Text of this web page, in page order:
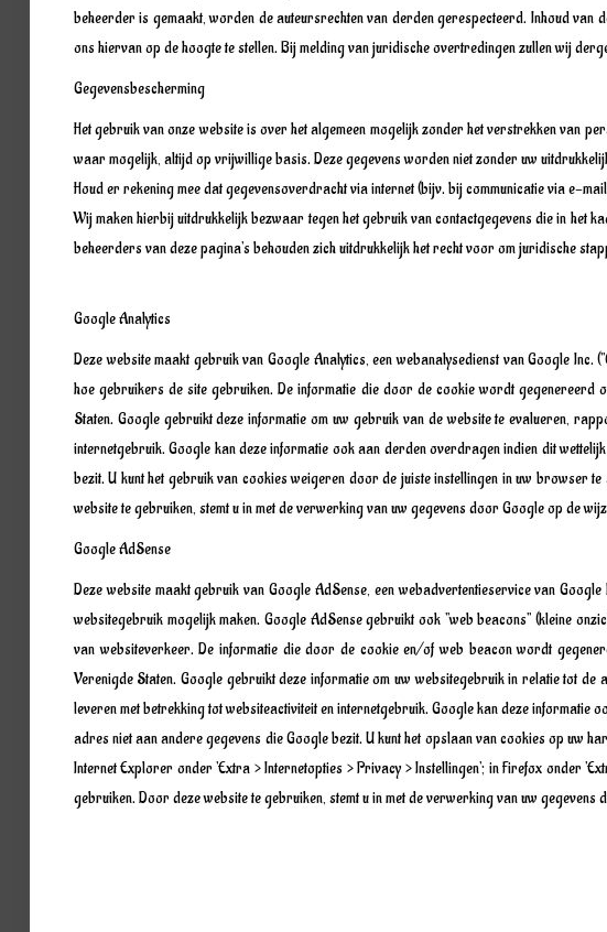
beheerder is gemaakt, worden de auteursrechten van derden gerespecteerd. Inhoud
ons hiervan op de hoogte te stellen. Bij melding van juridische overtredingen zullen wij
Gegevensbescherming
Het gebruik van onze website is over het algemeen mogelijk zonder het verstrekken van
waar mogelijk, altijd op vrijwillige basis. Deze gegevens worden niet zonder uw
Houd er rekening mee dat gegevensoverdracht via internet (bijv. bij communicatie via e-
Wij maken hierbij uitdrukkelijk bezwaar tegen het gebruik van contactgegevens die in
beheerders van deze pagina's behouden zich uitdrukkelijk het recht voor om juridische
Google Analytics
Deze website maakt gebruik van Google Analytics, een webanalysedienst van Google
hoe gebruikers de site gebruiken. De informatie die door de cookie wordt
Staten. Google gebruikt deze informatie om uw gebruik van de website te evalueren,
internetgebruik. Google kan deze informatie ook aan derden overdragen indien dit
bezit. U kunt het gebruik van cookies weigeren door de juiste instellingen in uw browser
website te gebruiken, stemt u in met de verwerking van uw gegevens door Google op de
Google AdSense
Deze website maakt gebruik van Google AdSense, een webadvertentieservice van
websitegebruik mogelijk maken. Google AdSense gebruikt ook "web beacons" (kleine
van websiteverkeer. De informatie die door de cookie en/of web beacon wordt
Verenigde Staten. Google gebruikt deze informatie om uw websitegebruik in relatie tot
leveren met betrekking tot websiteactiviteit en internetgebruik. Google kan deze
adres niet aan andere gegevens die Google bezit. U kunt het opslaan van cookies op uw
Internet Explorer onder 'Extra > Internetopties > Privacy > Instellingen'; in Firefox onder
gebruiken. Door deze website te gebruiken, stemt u in met de verwerking van uw